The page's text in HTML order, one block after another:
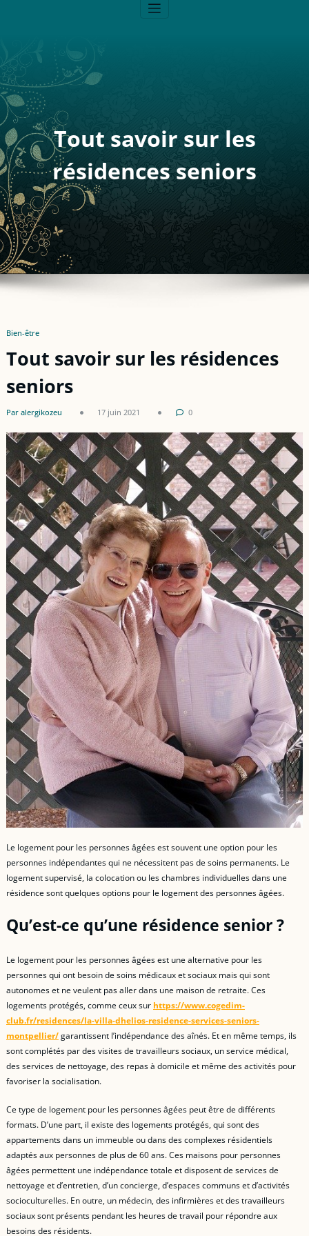
Tout savoir sur les
résidences seniors
Bien-être
Tout savoir sur les résidences
seniors
Par alergikozeu 17 juin 2021 0
Le logement pour les personnes âgées est souvent une option pour les
personnes indépendantes qui ne nécessitent pas de soins permanents. Le
logement supervisé, la colocation ou les chambres individuelles dans une
résidence sont quelques options pour le logement des personnes âgées.
Qu’est-ce qu’une résidence senior ?
Le logement pour les personnes âgées est une alternative pour les
personnes qui ont besoin de soins médicaux et sociaux mais qui sont
autonomes et ne veulent pas aller dans une maison de retraite. Ces
logements protégés, comme ceux sur https://www.cogedim-
club.fr/residences/la-villa-dhelios-residence-services-seniors-
montpellier/garantissent l’indépendance des aînés. Et en même temps, ils
sont complétés par des visites de travailleurs sociaux, un service médical,
des services de nettoyage, des repas à domicile et même des activités pour
favoriser la socialisation.
Ce type de logement pour les personnes âgées peut être de différents
formats. D’une part, il existe des logements protégés, qui sont des
appartements dans un immeuble ou dans des complexes résidentiels
adaptés aux personnes de plus de 60 ans. Ces maisons pour personnes
âgées permettent une indépendance totale et disposent de services de
nettoyage et d’entretien, d’un concierge, d’espaces communs et d’activités
socioculturelles. En outre, un médecin, des infirmières et des travailleurs
sociaux sont présents pendant les heures de travail pour répondre aux
besoins des résidents.